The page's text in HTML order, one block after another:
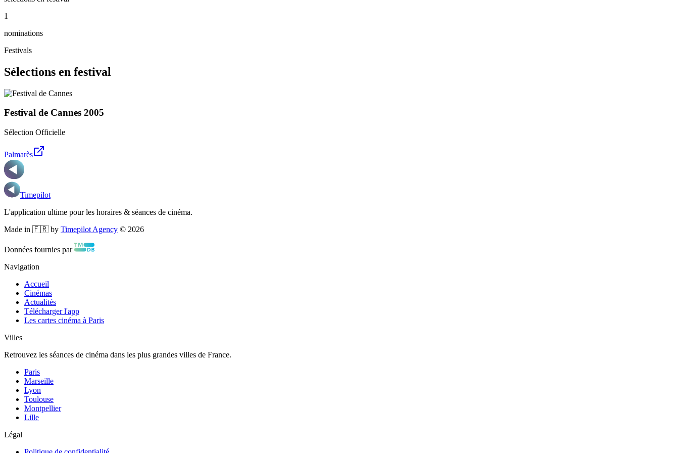
1
nominations
Festivals
Sélections en festival
Festival de Cannes 2005
Sélection Officielle
Palmarès
Timepilot
L'application ultime pour les horaires & séances de cinéma.
Made in 🇫🇷 by Timepilot Agency © 2026
Données fournies par
Navigation
Accueil
Cinémas
Actualités
Télécharger l'app
Les cartes cinéma à Paris
Villes
Retrouvez les séances de cinéma dans les plus grandes villes de France.
Paris
Marseille
Lyon
Toulouse
Montpellier
Lille
Légal